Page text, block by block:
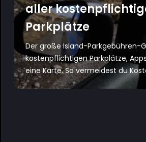
aller
Parkplätze
Der große Island-Parkgebühren-
kostenpflichtigen Parkplätze,
eine Karte. So vermeidest du